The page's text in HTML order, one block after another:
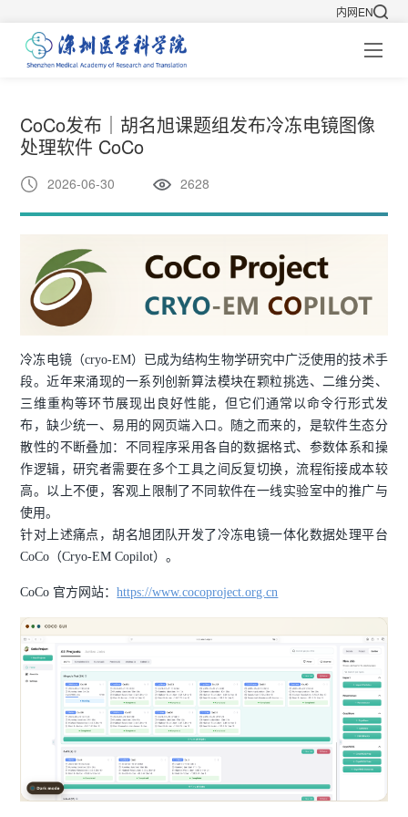
内网EN
CoCo发布｜胡名旭课题组发布冷冻电镜图像
处理软件 CoCo
2026-06-30 2628
冷冻电镜（cryo-EM）已成为结构生物学研究中广泛使用的技术手
段。近年来涌现的一系列创新算法模块在颗粒挑选、二维分类、
三维重构等环节展现出良好性能，但它们通常以命令行形式发
布，缺少统一、易用的网页端入口。随之而来的，是软件生态分
散性的不断叠加：不同程序采用各自的数据格式、参数体系和操
作逻辑，研究者需要在多个工具之间反复切换，流程衔接成本较
高。以上不便，客观上限制了不同软件在一线实验室中的推广与
使用。
针对上述痛点，胡名旭团队开发了冷冻电镜一体化数据处理平台
CoCo（Cryo-EM Copilot）。
CoCo 官方网站：https://www.cocoproject.org.cn